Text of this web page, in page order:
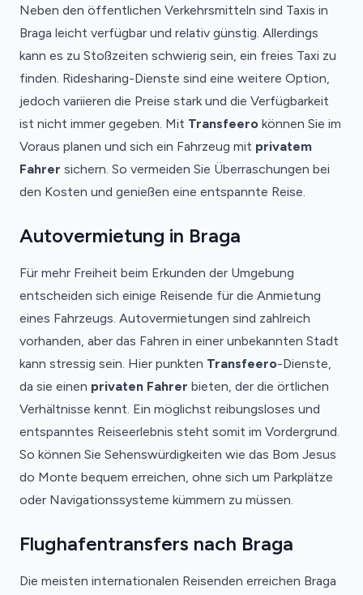
Neben den öffentlichen Verkehrsmitteln sind Taxis in
Braga leicht verfügbar und relativ günstig. Allerdings
kann es zu Stoßzeiten schwierig sein, ein freies Taxi zu
finden. Ridesharing-Dienste sind eine weitere Option,
jedoch variieren die Preise stark und die Verfügbarkeit
ist nicht immer gegeben. Mit Transfeero können Sie im
Voraus planen und sich ein Fahrzeug mit privatem
Fahrer sichern. So vermeiden Sie Überraschungen bei
den Kosten und genießen eine entspannte Reise.
Autovermietung in Braga
Für mehr Freiheit beim Erkunden der Umgebung
entscheiden sich einige Reisende für die Anmietung
eines Fahrzeugs. Autovermietungen sind zahlreich
vorhanden, aber das Fahren in einer unbekannten Stadt
kann stressig sein. Hier punkten Transfeero-Dienste,
da sie einen privaten Fahrer bieten, der die örtlichen
Verhältnisse kennt. Ein möglichst reibungsloses und
entspanntes Reiseerlebnis steht somit im Vordergrund.
So können Sie Sehenswürdigkeiten wie das Bom Jesus
do Monte bequem erreichen, ohne sich um Parkplätze
oder Navigationssysteme kümmern zu müssen.
Flughafentransfers nach Braga
Die meisten internationalen Reisenden erreichen Braga